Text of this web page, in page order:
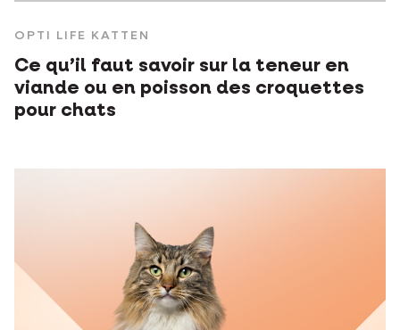
OPTI LIFE KATTEN
Ce qu’il faut savoir sur la teneur en
viande ou en poisson des croquettes
pour chats